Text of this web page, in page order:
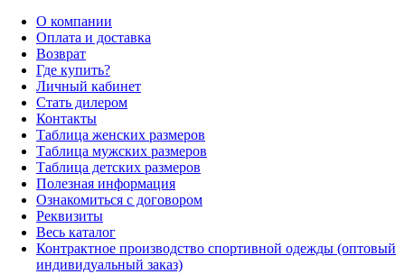
О компании
Оплата и доставка
Возврат
Где купить?
Личный кабинет
Стать дилером
Контакты
Таблица женских размеров
Таблица мужских размеров
Таблица детских размеров
Полезная информация
Ознакомиться с договором
Реквизиты
Весь каталог
Контрактное производство спортивной одежды (оптовый
индивидуальный заказ)